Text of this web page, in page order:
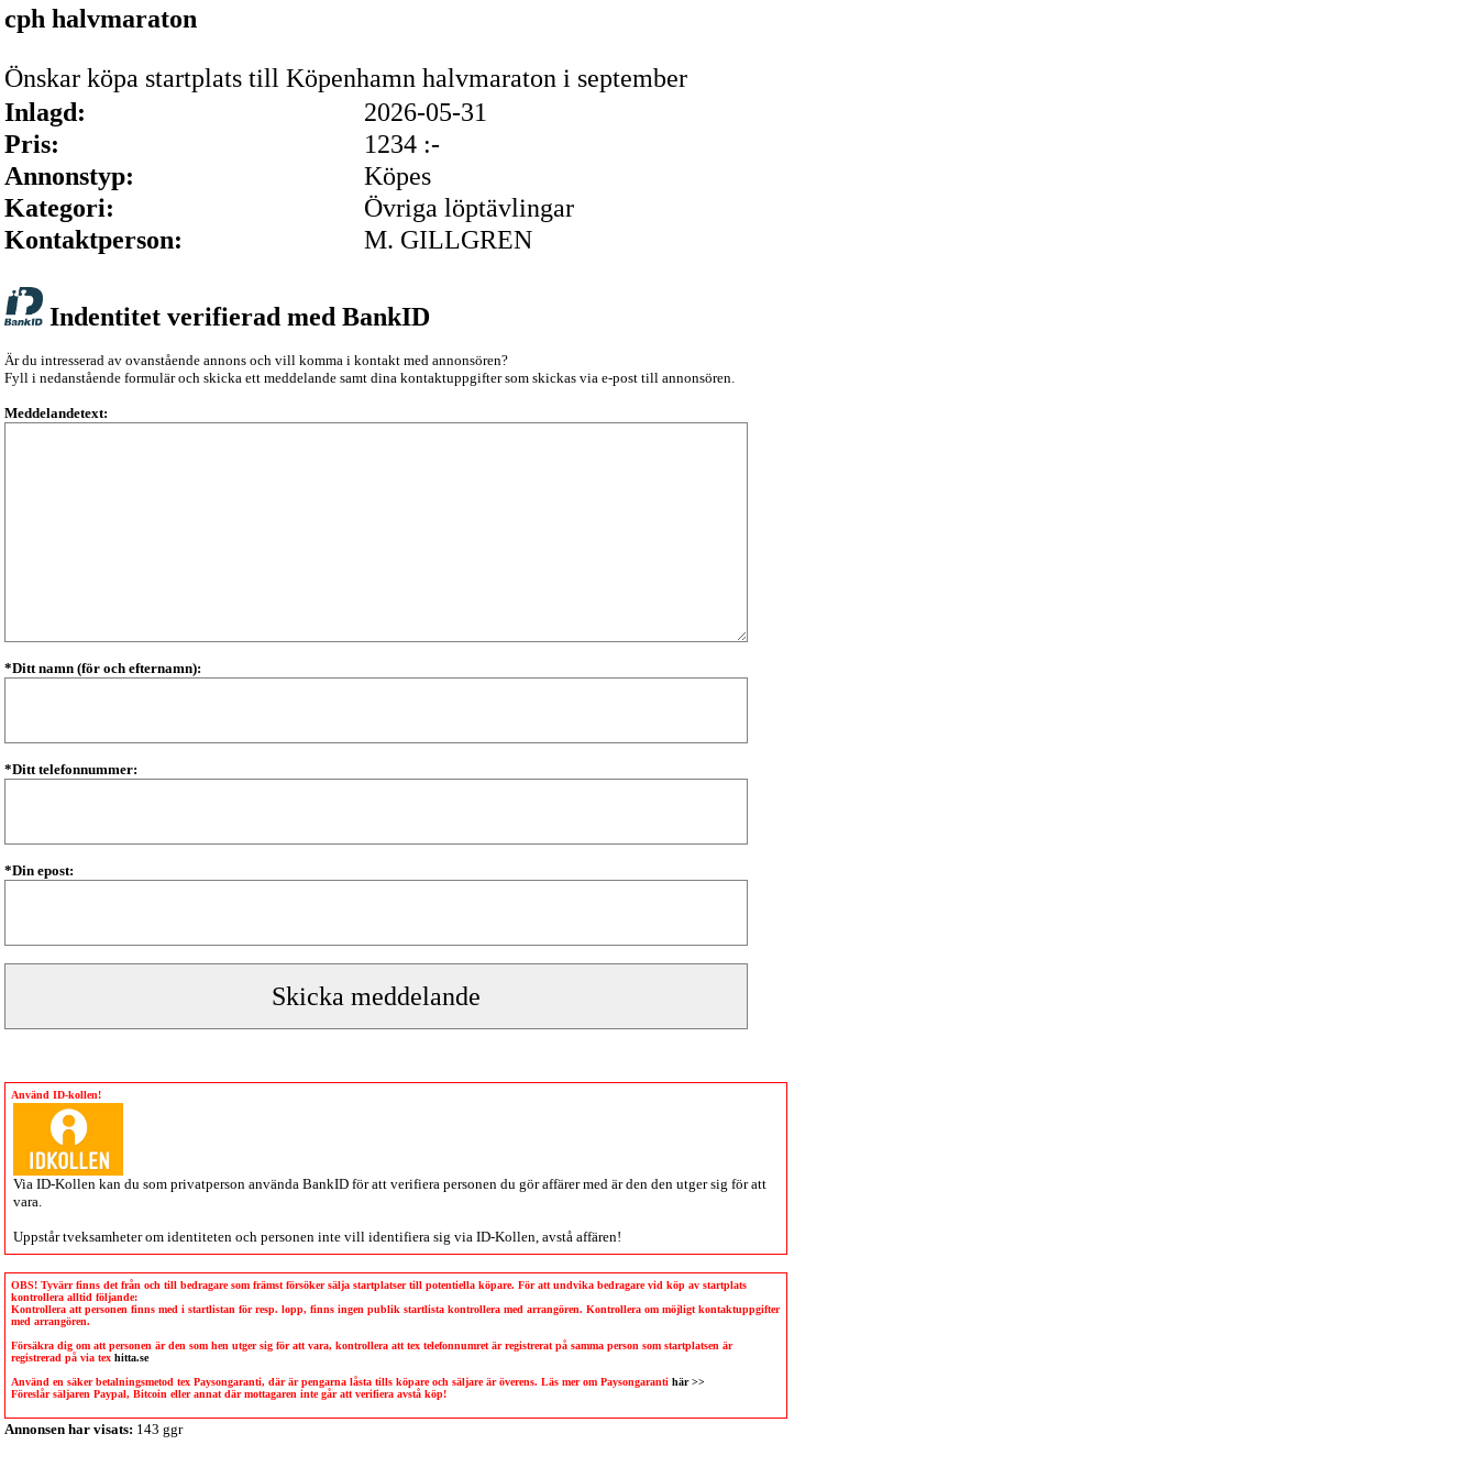
cph halvmaraton
Önskar köpa startplats till Köpenhamn halvmaraton i september
Inlagd:
2026-05-31
Pris:
1234 :-
Annonstyp:
Köpes
Kategori:
Övriga löptävlingar
Kontaktperson:
M. GILLGREN
Indentitet verifierad med BankID
Är du intresserad av ovanstående annons och vill komma i kontakt med annonsören?
Fyll i nedanstående formulär och skicka ett meddelande samt dina kontaktuppgifter som skickas via e-post till annonsören.
Meddelandetext:
*Ditt namn (för och efternamn):
*Ditt telefonnummer:
*Din epost:
Använd ID-kollen!
Via ID-Kollen kan du som privatperson använda BankID för att verifiera personen du gör affärer med är den den utger sig för att
vara.
Uppstår tveksamheter om identiteten och personen inte vill identifiera sig via ID-Kollen , avstå affären!
OBS! Tyvärr finns det från och till bedragare som främst försöker sälja startplatser till potentiella köpare. För att undvika bedragare vid köp av startplats
kontrollera alltid följande:
Kontrollera att personen finns med i startlistan för resp. lopp, finns ingen publik startlista kontrollera med arrangören. Kontrollera om möjligt kontaktuppgifter
med arrangören.
Försäkra dig om att personen är den som hen utger sig för att vara, kontrollera att tex telefonnumret är registrerat på samma person som startplatsen är
registrerad på via tex hitta.se
Använd en säker betalningsmetod tex Paysongaranti, där är pengarna låsta tills köpare och säljare är överens. Läs mer om Paysongaranti här >>
Föreslår säljaren Paypal, Bitcoin eller annat där mottagaren inte går att verifiera avstå köp!
Annonsen har visats: 143 ggr